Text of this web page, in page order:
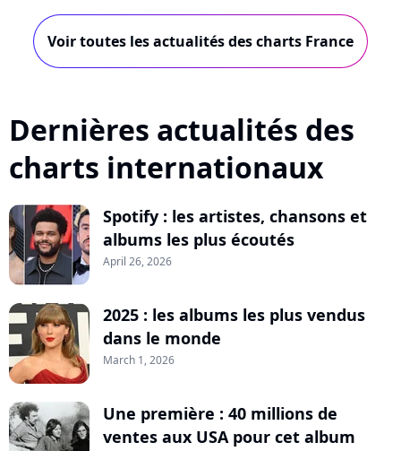
Voir toutes les actualités des charts France
Dernières actualités des
charts internationaux
Spotify : les artistes, chansons et
albums les plus écoutés
April 26, 2026
2025 : les albums les plus vendus
dans le monde
March 1, 2026
Une première : 40 millions de
ventes aux USA pour cet album